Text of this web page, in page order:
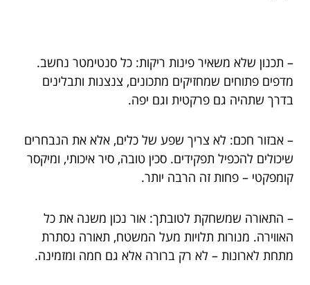
– תכנון שלא משאיר פינות ריקות: כל סנטימטר נחשב.
מדפים פתוחים שמחזיקים מתכונים, צנצנות ותבלינים
בדרך שתהיה גם פרקטית וגם יפה.
– אבזור חכם: לא צריך שפע של כלים, אלא את הנבחרים
שיכולים להכפיל תפקידים. סכין טובה, סיר איכותי, ומיקסר
קומפקטי – פחות זה הרבה יותר.
– התאורה שמשחקת לטובתך: אור נכון משנה את כל
האווירה. מנורות תלויות מעל המשטח, תאורה נסתרת
מתחת לארונות – לא רק ברורה אלא גם חמה ומזמינה.